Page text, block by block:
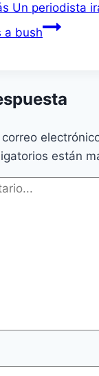
Un periodista
a bush
están